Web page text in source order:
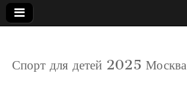
детский
Спорт для детей 2025 Москва